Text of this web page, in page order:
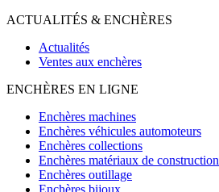
ACTUALITÉS & ENCHÈRES
Actualités
Ventes aux enchères
ENCHÈRES EN LIGNE
Enchères machines
Enchères véhicules automoteurs
Enchères collections
Enchères matériaux de construction
Enchères outillage
Enchères bijoux